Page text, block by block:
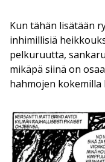
Kun tähän lisätään
inhimillisiä
pelkuruutta,
mikäpä siinä on
hahmojen